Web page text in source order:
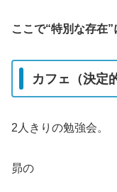
ここで“特別な存在
カフェ（決定
2人きりの勉強会。
昴の